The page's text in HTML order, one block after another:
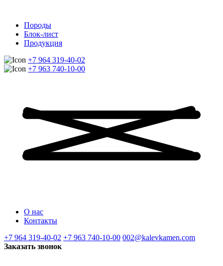
Породы
Блок-лист
Продукция
+7 964 319-40-02
+7 963 740-10-00
О нас
Контакты
+7 964 319-40-02 +7 963 740-10-00 002@kalevkamen.com
Заказать звонок